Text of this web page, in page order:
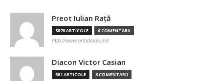
Preot Iulian Raţă
3878 ARTICOLE 6 COMENTARII
http://www.ortodoxia.md
Diacon Victor Casian
581 ARTICOLE 5 COMENTARII